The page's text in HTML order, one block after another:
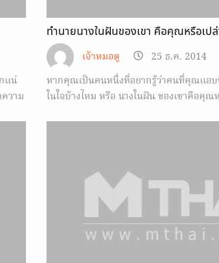
แน่
วาม
ทำนายนางในฝันของเขา คือคุณหรือเป
เจ้าหมอดู
25 ธ.ค. 2014
หากคุณเป็นคนหนึ่งที่อยากรู้ว่าคนที่คุณแอ
ในใจบ้างไหม หรือ นางในฝัน ของเขาคือคุ